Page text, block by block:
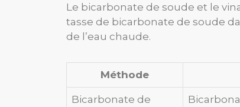
Le bicarbonate de soude et le
tasse de bicarbonate de soude
de l’eau chaude.
Méthode
Bicarbonate de